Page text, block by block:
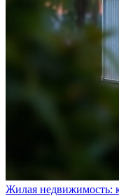
Жилая недвижимость: